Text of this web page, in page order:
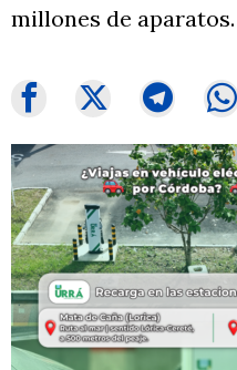
millones de aparatos.